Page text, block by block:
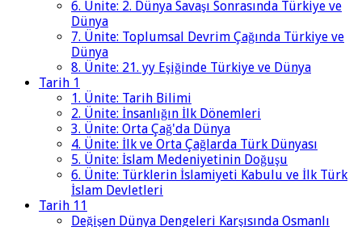
6. Ünite: 2. Dünya Savaşı Sonrasında Türkiye ve
Dünya
7. Ünite: Toplumsal Devrim Çağında Türkiye ve
Dünya
8. Ünite: 21. yy Eşiğinde Türkiye ve Dünya
Tarih 1
1. Ünite: Tarih Bilimi
2. Ünite: İnsanlığın İlk Dönemleri
3. Ünite: Orta Çağ'da Dünya
4. Ünite: İlk ve Orta Çağlarda Türk Dünyası
5. Ünite: İslam Medeniyetinin Doğuşu
6. Ünite: Türklerin İslamiyeti Kabulu ve İlk Türk
İslam Devletleri
Tarih 11
Değişen Dünya Dengeleri Karşısında Osmanlı